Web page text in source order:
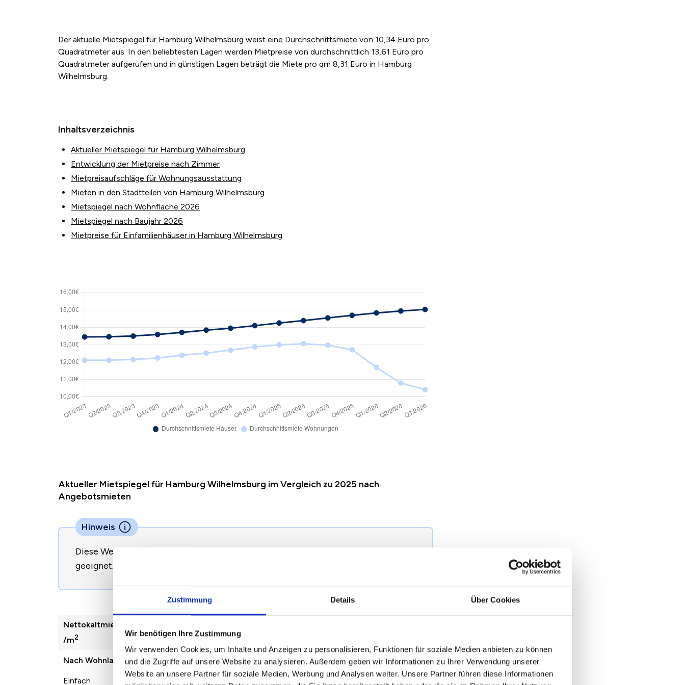
Zustimmung Details Über Cookies
Wir benötigen Ihre Zustimmung
Wir verwenden Cookies, um Inhalte und Anzeigen zu personalisieren, Funktionen für soziale Medien anbieten zu können
und die Zugriffe auf unsere Website zu analysieren. Außerdem geben wir Informationen zu Ihrer Verwendung unserer
Website an unsere Partner für soziale Medien, Werbung und Analysen weiter. Unsere Partner führen diese Informationen
Der aktuelle Mietspiegel für Hamburg Wilhelmsburg weist eine Durchschnittsmiete von 10,34 Euro pro
Quadratmeter aus. In den beliebtesten Lagen werden Mietpreise von durchschnittlich 13,61 Euro pro
Quadratmeter aufgerufen und in günstigen Lagen beträgt die Miete pro qm 8,31 Euro in Hamburg
Wilhelmsburg.
Inhaltsverzeichnis
Aktueller Mietspiegel für Hamburg Wilhelmsburg
Entwicklung der Mietpreise nach Zimmer
Mietpreisaufschläge für Wohnungsausstattung
Mieten in den Stadtteilen von Hamburg Wilhelmsburg
Mietspiegel nach Wohnfläche 2026
Mietspiegel nach Baujahr 2026
Mietpreise für Einfamilienhäuser in Hamburg Wilhelmsburg
Aktueller Mietspiegel für Hamburg Wilhelmsburg im Vergleich zu 2025 nach
Angebotsmieten
Hinweis
Diese Werte sind nicht direkt zur Begründung einer Mieterhöhung nach § 558 BGB
geeignet.
Nettokaltmiete
/m2
Nach Wohnlage
Einfach 10,28 € 8,31 € -1,97 €